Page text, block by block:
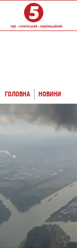
ГОЛОВНА НОВИНИ